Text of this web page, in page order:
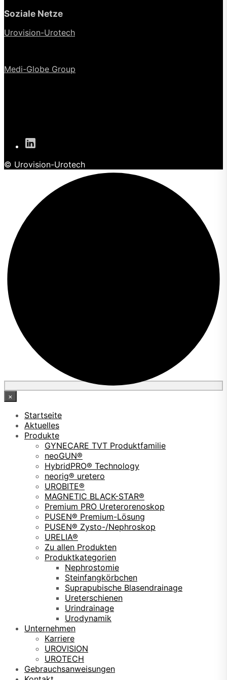
Soziale Netze
Urovision-Urotech
Medi-Globe Group
© Urovision-Urotech
×
Startseite
Aktuelles
Produkte
GYNECARE TVT Produktfamilie
neoGUN®
HybridPRO® Technology
neorig® uretero
UROBITE®
MAGNETIC BLACK-STAR®
Premium PRO Ureterorenoskop
PUSEN® Premium-Lösung
PUSEN® Zysto-/Nephroskop
URELIA®
Zu allen Produkten
Produktkategorien
Nephrostomie
Steinfangkörbchen
Suprapubische Blasendrainage
Ureterschienen
Urindrainage
Urodynamik
Unternehmen
Karriere
UROVISION
UROTECH
Gebrauchsanweisungen